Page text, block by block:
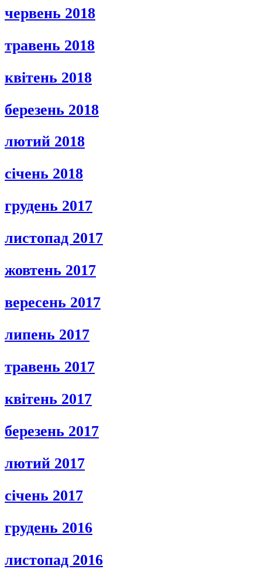
червень 2018
травень 2018
квітень 2018
березень 2018
лютий 2018
січень 2018
грудень 2017
листопад 2017
жовтень 2017
вересень 2017
липень 2017
травень 2017
квітень 2017
березень 2017
лютий 2017
січень 2017
грудень 2016
листопад 2016